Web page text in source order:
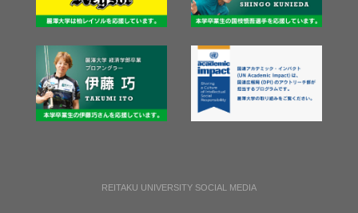
REITAKU UNIVERSITY SOCIAL MEDIA